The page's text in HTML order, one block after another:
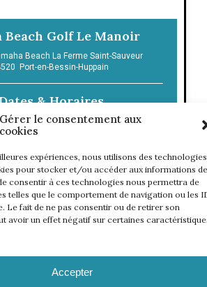
Gérer le consentement aux
cookies
expériences, nous utilisons des technologies
pour stocker et/ou accéder aux informations
consentir à ces technologies nous permettra de
telles que le comportement de navigation ou les
Le fait de ne pas consentir ou de retirer son
avoir un effet négatif sur certaines
Accepter
Beach Golf Le Manoir
Beach La Ferme Saint-Sauveur
Port-en-Bessin-Huppain
& Horaires